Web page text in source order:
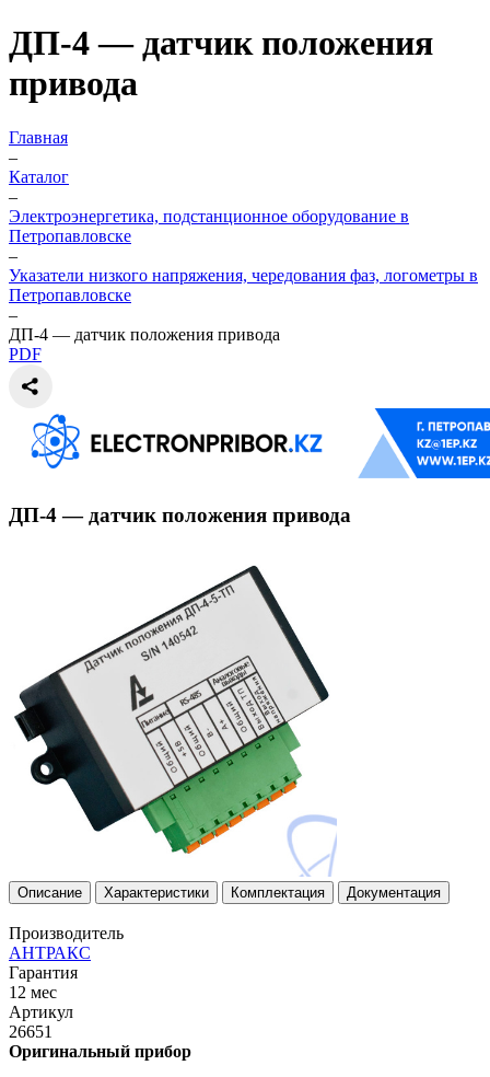
ДП-4 — датчик положения
привода
Главная
–
Каталог
–
Электроэнергетика, подстанционное оборудование в
Петропавловске
–
Указатели низкого напряжения, чередования фаз, логометры в
Петропавловске
–
ДП-4 — датчик положения привода
PDF
ДП-4 — датчик положения привода
Описание Характеристики Комплектация Документация
Производитель
АНТРАКС
Гарантия
12 мес
Артикул
26651
Оригинальный прибор